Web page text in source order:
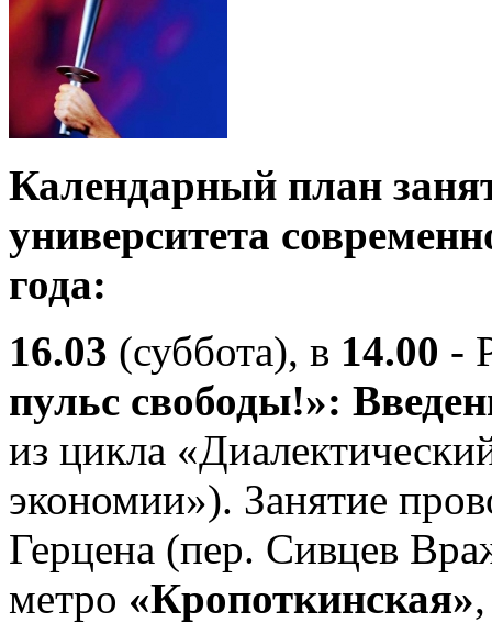
Календарный план
университета
года:
16.03 (суббота), в 14.00 -
пульс свободы!»:
из цикла
экономии»). Занятие
Герцена (пер. Сивцев
метро «Кропоткинская»